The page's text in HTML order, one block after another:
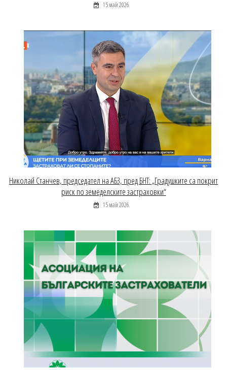
15 май 2026
Николай Станчев, председател на АБЗ, пред БНТ: „Градушките са покрит
риск по земеделските застраховки“
15 май 2026